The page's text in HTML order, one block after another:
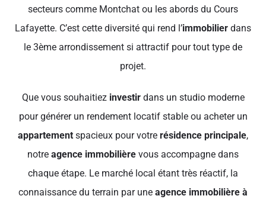
secteurs comme Montchat ou les abords du Cours
Lafayette. C’est cette diversité qui rend l’immobilier dans
le 3ème arrondissement si attractif pour tout type de
projet.
Que vous souhaitiez investirdans un studio moderne
pour générer un rendement locatif stable ou acheter un
appartement spacieux pour votre résidence principale,
notre agence immobilière vous accompagne dans
chaque étape. Le marché local étant très réactif, la
connaissance du terrain par une agence immobilière à